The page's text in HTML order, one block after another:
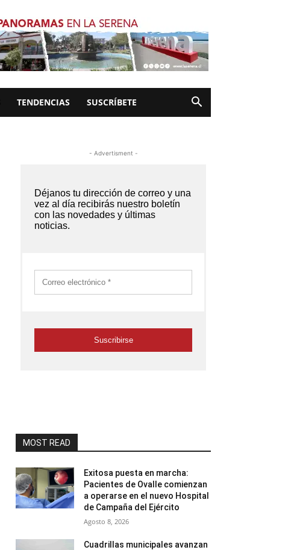
TENDENCIAS SUSCRÍBETE
- Advertisment -
MOST READ
Exitosa puesta en marcha:
Pacientes de Ovalle comienzan
a operarse en el nuevo Hospital
de Campaña del Ejército
Agosto 8, 2026
Cuadrillas municipales avanzan